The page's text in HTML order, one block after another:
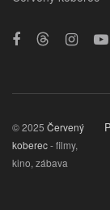
© 2025 Červený
koberec- filmy,
kino, zábava